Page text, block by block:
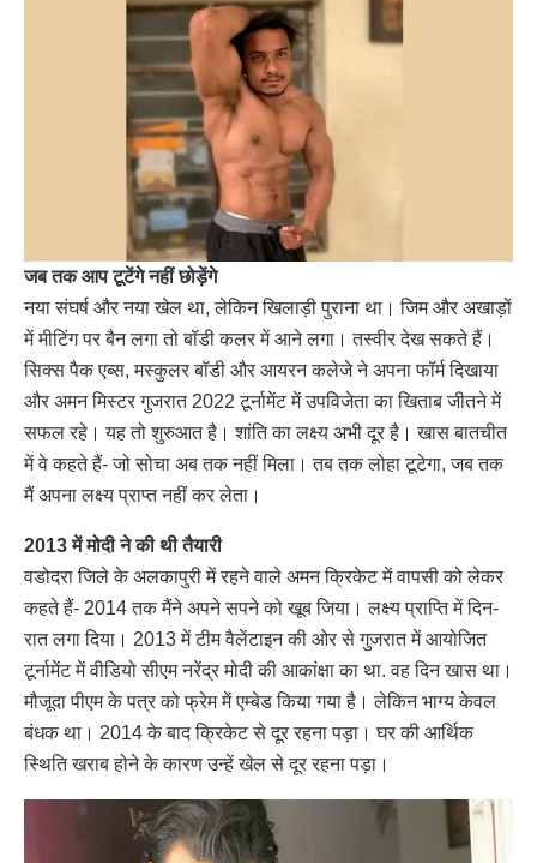
जब तक आप टूटेंगे नहीं छोड़ेंगे
नया संघर्ष और नया खेल था, लेकिन खिलाड़ी पुराना था। जिम और अखाड़ों
में मीटिंग पर बैन लगा तो बॉडी कलर में आने लगा। तस्वीर देख सकते हैं।
सिक्स पैक एब्स, मस्कुलर बॉडी और आयरन कलेजे ने अपना फॉर्म दिखाया
और अमन मिस्टर गुजरात 2022 टूर्नामेंट में उपविजेता का खिताब जीतने में
सफल रहे। यह तो शुरुआत है। शांति का लक्ष्य अभी दूर है। खास बातचीत
में वे कहते हैं- जो सोचा अब तक नहीं मिला। तब तक लोहा टूटेगा, जब तक
मैं अपना लक्ष्य प्राप्त नहीं कर लेता।
2013 में मोदी ने की थी तैयारी
वडोदरा जिले के अलकापुरी में रहने वाले अमन क्रिकेट में वापसी को लेकर
कहते हैं- 2014 तक मैंने अपने सपने को खूब जिया। लक्ष्य प्राप्ति में दिन-
रात लगा दिया। 2013 में टीम वैलेंटाइन की ओर से गुजरात में आयोजित
टूर्नामेंट में वीडियो सीएम नरेंद्र मोदी की आकांक्षा का था. वह दिन खास था।
मौजूदा पीएम के पत्र को फ्रेम में एम्बेड किया गया है। लेकिन भाग्य केवल
बंधक था। 2014 के बाद क्रिकेट से दूर रहना पड़ा। घर की आर्थिक
स्थिति खराब होने के कारण उन्हें खेल से दूर रहना पड़ा।